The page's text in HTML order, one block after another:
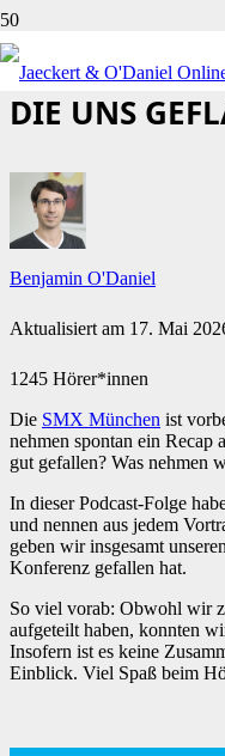
SMX 2023
DIE UNS
Benjamin O'Daniel
Aktualisiert am 17. Mai
1245 Hörer*innen
Die SMX München ist
nehmen spontan ein Recap
gut gefallen? Was nehmen
In dieser Podcast-Folge
und nennen aus jedem
geben wir insgesamt
Konferenz gefallen hat.
So viel vorab: Obwohl wir
aufgeteilt haben, konnten
Insofern ist es keine
Einblick. Viel Spaß beim